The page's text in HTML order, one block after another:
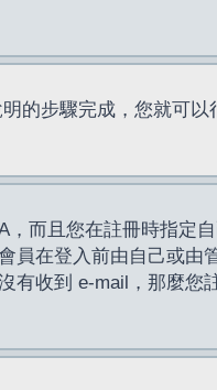
的步驟完成，您就可
而且您在註冊時指定
員在登入前由自己或由
有收到 e-mail，那麼您